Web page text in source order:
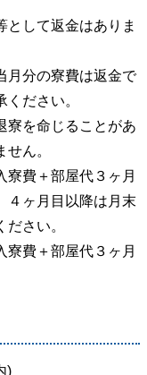
として返金はありま
月分の寮費は返金で
ださい。
寮を命じることがあ
ん。
寮費＋部屋代３ヶ月
４ヶ月目以降は月末
さい。
寮費＋部屋代３ヶ月
)